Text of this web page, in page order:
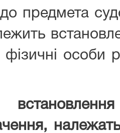
предмета
особи